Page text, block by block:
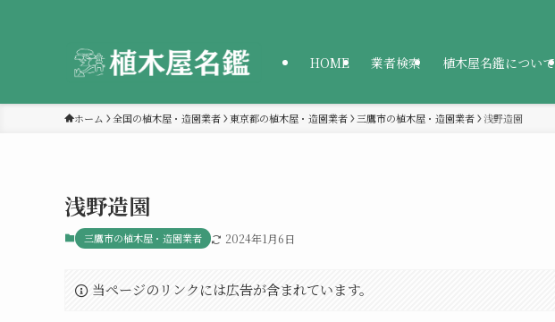
HOME 業者検索 植木屋名鑑について
ホーム 全国の植木屋・造園業者 東京都の植木屋・造園業者 三鷹市の植木屋・造園業者 浅野造園
浅野造園
三鷹市の植木屋・造園業者 2024年1月6日
当ページのリンクには広告が含まれています。